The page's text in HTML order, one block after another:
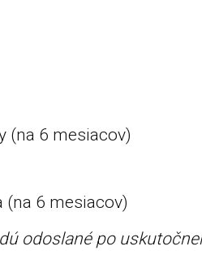
(na 6 mesiacov)
(na 6 mesiacov)
odoslané po